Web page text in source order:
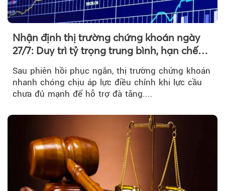
Nhận định thị trường chứng khoán ngày
27/7: Duy trì tỷ trọng trung bình, hạn chế
Sau phiên hồi phục ngắn, thị trường chứng khoán
nhanh chóng chịu áp lực điều chỉnh khi lực cầu
chưa đủ mạnh để hỗ trợ đà tăng....